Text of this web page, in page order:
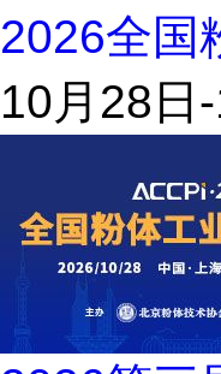
2026全国
10月28日